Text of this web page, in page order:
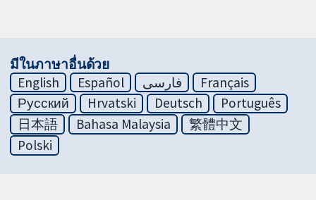
มีในภาษาอื่นด้วย
English
Español فارسی
Français
Русский
Hrvatski Deutsch
Português
日本語
Bahasa Malaysia
繁體中文
Polski